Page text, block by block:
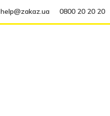
help@zakaz.ua 0800 20 20 20